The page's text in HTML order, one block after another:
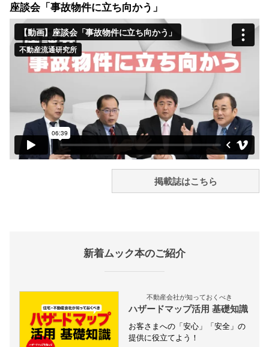
座談会「事故物件に立ち向かう」
掲載誌はこちら
新着ムック本のご紹介
不動産会社が知っておくべき
ハザードマップ活用 基礎知識
お客さまへの「安心」「安全」の
提供に役立てよう！